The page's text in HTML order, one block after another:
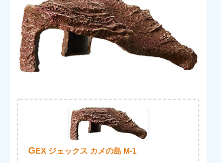
G EX ジェックス カメの島 M-1